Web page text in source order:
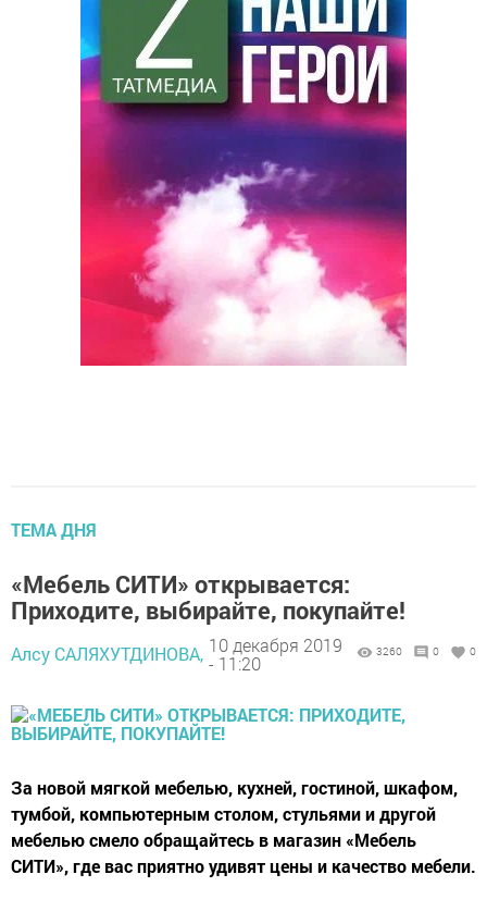
ТЕМА ДНЯ
«Мебель СИТИ» открывается:
Приходите, выбирайте, покупайте!
Алсу САЛЯХУТДИНОВА, 10 декабря 2019
- 11:20
3260 0 0
За новой мягкой мебелью, кухней, гостиной, шкафом,
тумбой, компьютерным столом, стульями и другой
мебелью смело обращайтесь в магазин «Мебель
СИТИ», где вас приятно удивят цены и качество мебели.